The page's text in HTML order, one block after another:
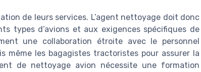
de leurs services. L’agent nettoyage doit donc
types d’avions et aux exigences spécifiques de
une collaboration étroite avec le personnel
même les bagagistes tractoristes pour assurer la
de nettoyage avion nécessite une formation